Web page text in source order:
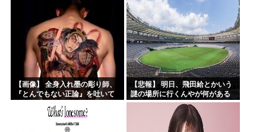
【画像】 全身入れ墨の彫り師、
『とんでもない正論』を吐いて
【悲報】 明日、飛田給とかいう
謎の場所に行くんやが何がある
んや????・・・・・・・・・